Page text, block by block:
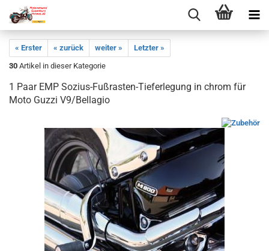
« Erster « zurück weiter »
Letzter »
30 Artikel in dieser Kategorie
1 Paar EMP Sozius-Fußrasten-Tieferlegung in chrom für
Moto Guzzi V9/Bellagio